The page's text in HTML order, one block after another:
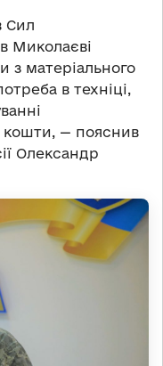
Сил
Миколаєві
з матеріального
в техніці,
— пояснив
Олександр